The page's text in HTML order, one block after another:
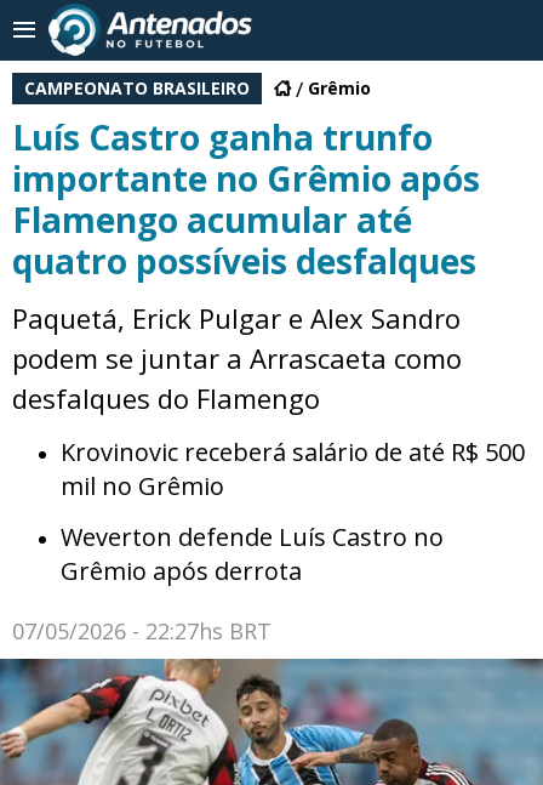
CAMPEONATO BRASILEIRO Grêmio
Luís Castro ganha trunfo
importante no Grêmio após
Flamengo acumular até
quatro possíveis desfalques
Paquetá, Erick Pulgar e Alex Sandro
podem se juntar a Arrascaeta como
desfalques do Flamengo
Krovinovic receberá salário de até R$ 500
mil no Grêmio
Weverton defende Luís Castro no
Grêmio após derrota
07/05/2026 - 22:27hs BRT